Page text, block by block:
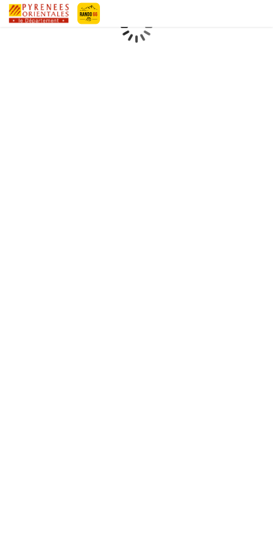
Geotrek-randoLoading